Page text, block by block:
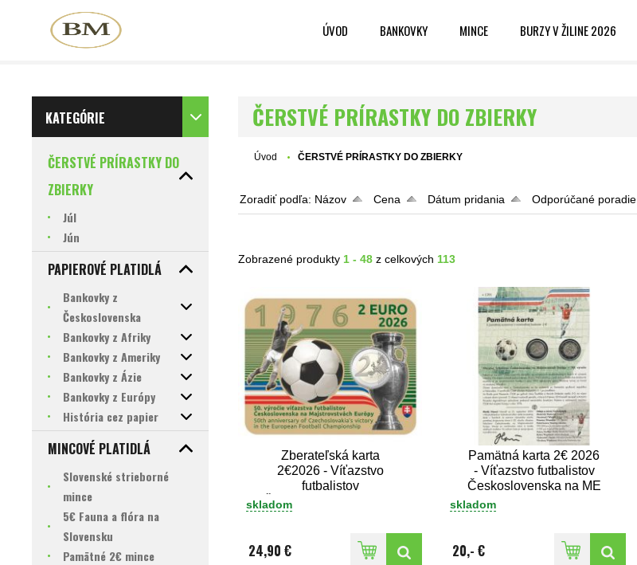
ÚVOD BANKOVKY MINCE BURZY V ŽILINE 2026
KATEGÓRIE
ČERSTVÉ PRÍRASTKY DO
ZBIERKY
Júl
Jún
PAPIEROVÉ PLATIDLÁ
Bankovky z
Československa
Bankovky z Afriky
Bankovky z Ameriky
Bankovky z Ázie
Bankovky z Európy
História cez papier
MINCOVÉ PLATIDLÁ
Slovenské strieborné
mince
5€ Fauna a flóra na
Slovensku
Pamätné 2€ mince
ČERSTVÉ PRÍRASTKY DO ZBIERKY
Úvod ČERSTVÉ PRÍRASTKY DO ZBIERKY
Zoradiť podľa: Názov Cena Dátum pridania Odporúčané poradie
Zobrazené produkty 1 - 48 z celkových 113
Zberateľská karta
2€2026 - Víťazstvo
futbalistov
Československa na ME
skladom
24,90 €
Pamätná karta 2€ 2026
- Víťazstvo futbalistov
Československa na ME
skladom
20,- €